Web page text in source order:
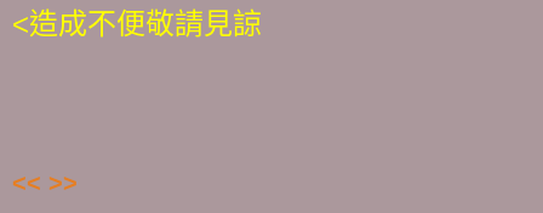
<造成不便敬請見諒
<< >>